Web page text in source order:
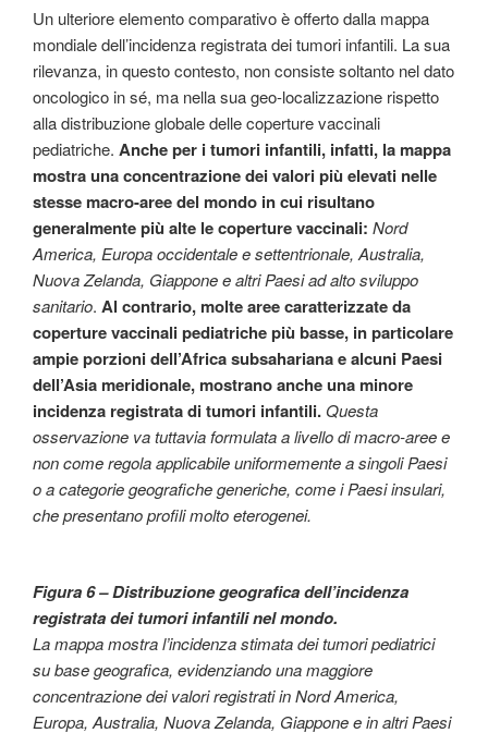
Un ulteriore elemento comparativo è offerto dalla mappa
mondiale dell’incidenza registrata dei tumori infantili. La sua
rilevanza, in questo contesto, non consiste soltanto nel dato
oncologico in sé, ma nella sua geo-localizzazione rispetto
alla distribuzione globale delle coperture vaccinali
pediatriche. Anche per i tumori infantili, infatti, la mappa
mostra una concentrazione dei valori più elevati nelle
stesse macro-aree del mondo in cui risultano
generalmente più alte le coperture vaccinali: Nord
America, Europa occidentale e settentrionale, Australia,
Nuova Zelanda, Giappone e altri Paesi ad alto sviluppo
sanitario. Al contrario, molte aree caratterizzate da
coperture vaccinali pediatriche più basse, in particolare
ampie porzioni dell’Africa subsahariana e alcuni Paesi
dell’Asia meridionale, mostrano anche una minore
incidenza registrata di tumori infantili.Questa
osservazione va tuttavia formulata a livello di macro-aree e
non come regola applicabile uniformemente a singoli Paesi
o a categorie geografiche generiche, come i Paesi insulari,
che presentano profili molto eterogenei.
Figura 6 – Distribuzione geografica dell’incidenza
registrata dei tumori infantili nel mondo.
La mappa mostra l’incidenza stimata dei tumori pediatrici
su base geografica, evidenziando una maggiore
concentrazione dei valori registrati in Nord America,
Europa, Australia, Nuova Zelanda, Giappone e in altri Paesi